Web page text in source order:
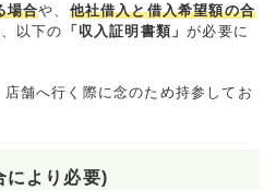
場合や、 他社借入と借入希望額の合
以下の 「収入証明書類」が必要に
舗へ行く際に念のため持参してお
により必要)